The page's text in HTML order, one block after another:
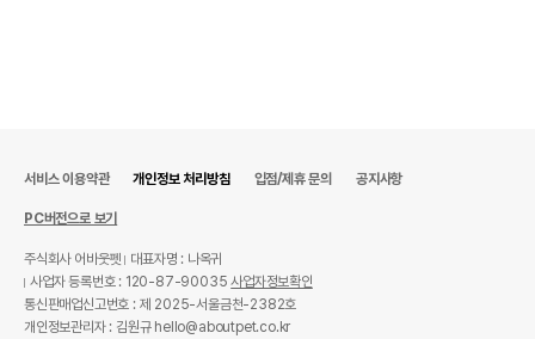
유통기한
단, 상품명에 유통기한 명시된 경우, 해당
서비스 이용약관 개인정보 처리방침 입점/제휴 문의 공지사항
PC버전으로 보기
주식회사 어바웃펫
대표자명 : 나옥귀
사업자 등록번호 : 120-87-90035사업자정보확인
통신판매업신고번호 : 제 2025-서울금천-2382호
개인정보관리자 : 김원규 hello@aboutpet.co.kr